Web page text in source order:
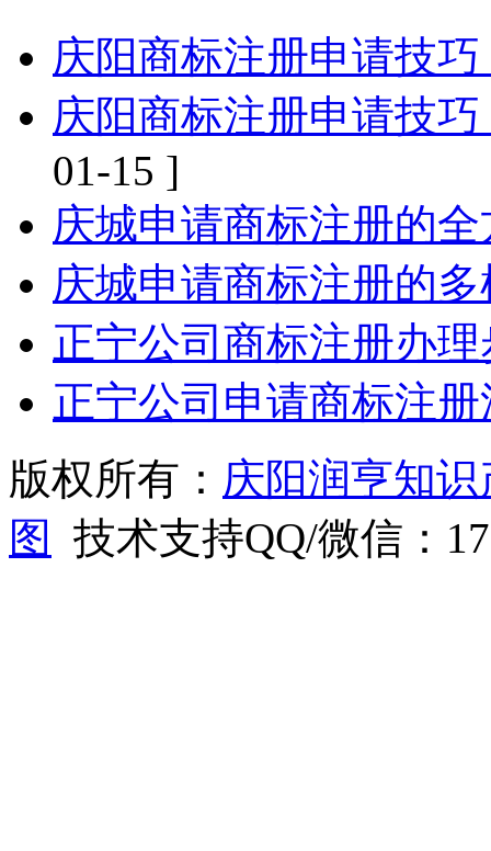
庆阳商标注册申请技
庆阳商标注册申请技
01-15 ]
庆城申请商标注册的
庆城申请商标注册的
正宁公司商标注册办
正宁公司申请商标注
版权所有： 庆阳润亨知
图
技术支持QQ/微信：